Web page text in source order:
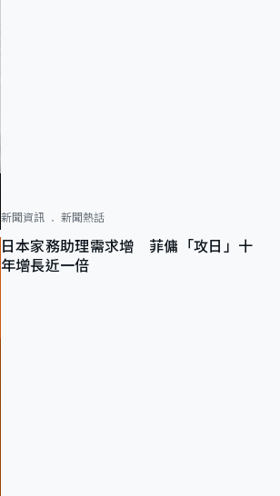
新聞資訊 新聞熱話
日本家務助理需求增 菲傭「攻日」十
年增長近一倍